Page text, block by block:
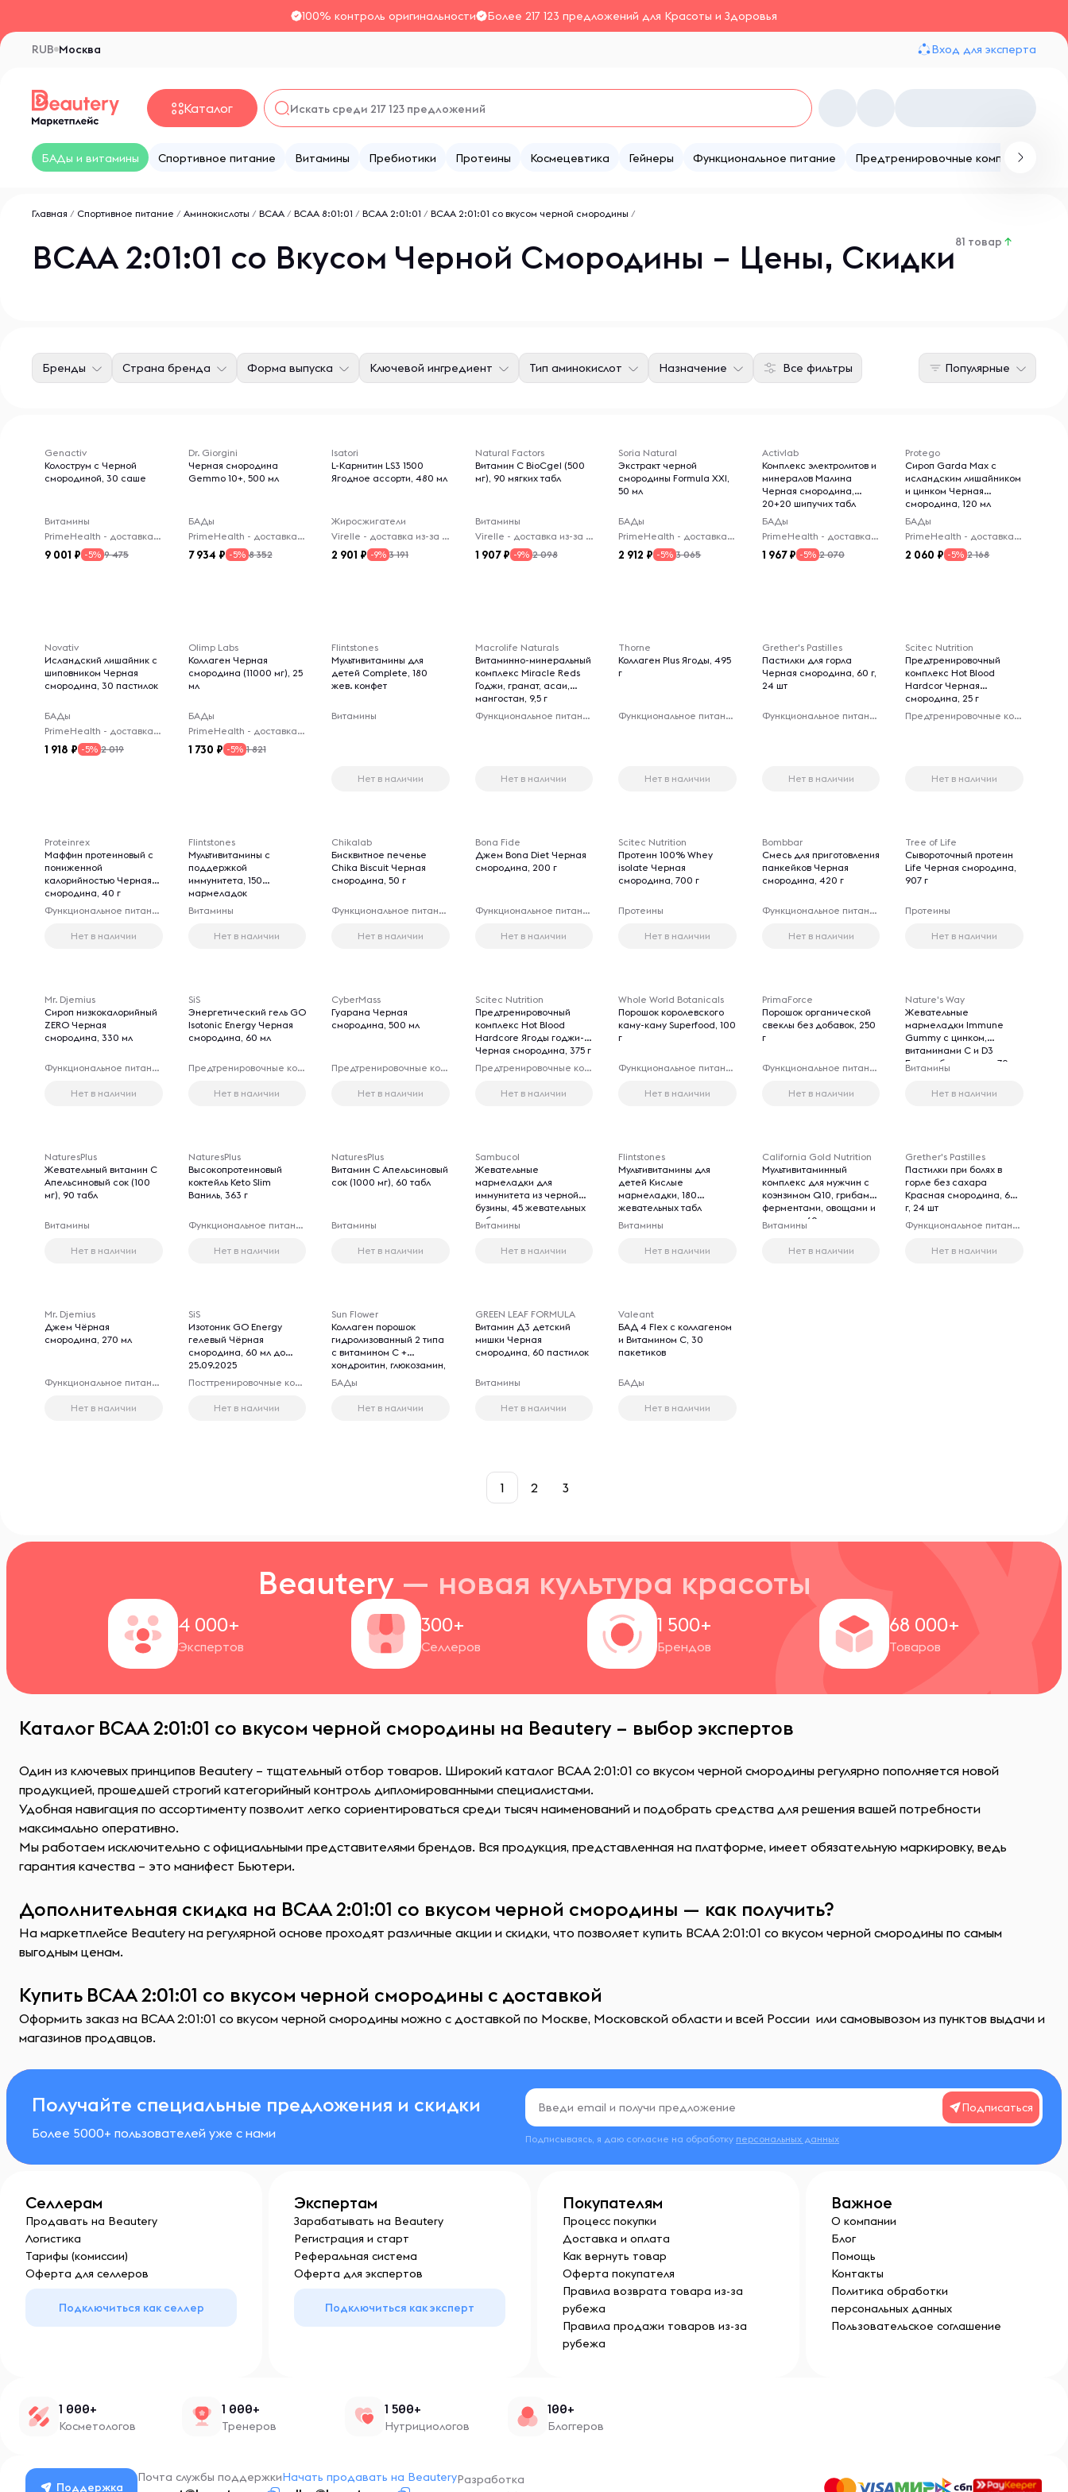
100% контроль оригинальности Более 217 123 предложений для Красоты и Здоровья
Москва
RUB Вход для эксперта
Каталог
БАДы и витамины Спортивное питание Витамины Пребиотики Протеины Космецевтика Гейнеры Функциональное питание Предтренировочные комплексы
Главная / Спортивное питание / Аминокислоты / BCAA / ВСАА 8:01:01 / ВСАА 2:01:01 / ВСАА 2:01:01 со вкусом черной смородины /
ВСАА 2:01:01 со Вкусом Черной Смородины – Цены, Скидки81 товар ↑
Все фильтры
Бренды Страна бренда Форма выпуска Ключевой ингредиент Тип аминокислот Назначение Популярные
Genactiv
Колострум с Черной
смородиной, 30 саше
Витамины
PrimeHealth - доставка из-за рубежа
9 001 -5% 9 475
Dr. Giorgini
Черная смородина
Gemmo 10+, 500 мл
БАДы
PrimeHealth - доставка из-за рубежа
7 934 -5% 8 352
Isatori
L-Карнитин LS3 1500
Ягодное ассорти, 480 мл
Жиросжигатели
Virelle - доставка из-за рубежа
2 901 -9% 3 191
Natural Factors
Витамин C BioCgel (500
мг), 90 мягких табл
Витамины
Virelle - доставка из-за рубежа
1 907 -9% 2 098
Soria Natural
Экстракт черной
смородины Formula XXI,
50 мл
БАДы
PrimeHealth - доставка из-за рубежа
2 912 -5% 3 065
Activlab
Комплекс электролитов и
минералов Малина
Черная смородина,
20+20 шипучих табл
БАДы
PrimeHealth - доставка из-за рубежа
1 967 -5% 2 070
Protego
Сироп Garda Max с
исландским лишайником
и цинком Черная
смородина, 120 мл
БАДы
PrimeHealth - доставка из-за рубежа
2 060 -5% 2 168
Novativ
Исландский лишайник с
шиповником Черная
смородина, 30 пастилок
БАДы
PrimeHealth - доставка из-за рубежа
1 918 -5% 2 019
Olimp Labs
Коллаген Черная
смородина (11000 мг), 25
мл
БАДы
PrimeHealth - доставка из-за рубежа
1 730 -5% 1 821
Flintstones
Мультивитамины для
детей Complete, 180
жев. конфет
Витамины
Нет в наличии
Macrolife Naturals
Витаминно-минеральный
комплекс Miracle Reds
Годжи, гранат, асаи,
мангостан, 9,5 г
Функциональное питание
Нет в наличии
Thorne
Коллаген Plus Ягоды, 495
г
Функциональное питание
Нет в наличии
Grether's Pastilles
Пастилки для горла
Черная смородина, 60 г,
24 шт
Функциональное питание
Нет в наличии
Scitec Nutrition
Предтренировочный
комплекс Hot Blood
Hardcor Черная
смородина, 25 г
Предтренировочные комплексы
Нет в наличии
Proteinrex
Маффин протеиновый с
пониженной
калорийностью Черная
смородина, 40 г
Функциональное питание
Нет в наличии
Flintstones
Мультивитамины с
поддержкой
иммунитета, 150
мармеладок
Витамины
Нет в наличии
Chikalab
Бисквитное печенье
Chika Biscuit Черная
смородина, 50 г
Функциональное питание
Нет в наличии
Bona Fide
Джем Bona Diet Черная
смородина, 200 г
Функциональное питание
Нет в наличии
Scitec Nutrition
Протеин 100% Whey
isolate Черная
смородина, 700 г
Протеины
Нет в наличии
Bombbar
Смесь для приготовления
панкейков Черная
смородина, 420 г
Функциональное питание
Нет в наличии
Tree of Life
Сывороточный протеин
Life Черная смородина,
907 г
Протеины
Нет в наличии
Mr. Djemius
Сироп низкокалорийный
ZERO Черная
смородина, 330 мл
Функциональное питание
Нет в наличии
SiS
Энергетический гель GO
Isotonic Energy Черная
смородина, 60 мл
Предтренировочные комплексы
Нет в наличии
CyberMass
Гуарана Черная
смородина, 500 мл
Предтренировочные комплексы
Нет в наличии
Scitec Nutrition
Предтренировочный
комплекс Hot Blood
Hardcore Ягоды годжи-
Черная смородина, 375 г
Предтренировочные комплексы
Нет в наличии
Whole World Botanicals
Порошок королевского
каму-каму Superfood, 100
г
Функциональное питание
Нет в наличии
PrimaForce
Порошок органической
свеклы без добавок, 250
г
Функциональное питание
Нет в наличии
Nature's Way
Жевательные
мармеладки Immune
Gummy с цинком,
витаминами C и D3
Бузина без сахара, 70
Витамины
Нет в наличии
NaturesPlus
Жевательный витамин C
Апельсиновый сок (100
мг), 90 табл
Витамины
Нет в наличии
NaturesPlus
Высокопротеиновый
коктейль Keto Slim
Ваниль, 363 г
Функциональное питание
Нет в наличии
NaturesPlus
Витамин C Апельсиновый
сок (1000 мг), 60 табл
Витамины
Нет в наличии
Sambucol
Жевательные
мармеладки для
иммунитета из черной
бузины, 45 жевательных
табл
Витамины
Нет в наличии
Flintstones
Мультивитамины для
детей Кислые
мармеладки, 180
жевательных табл
Витамины
Нет в наличии
California Gold Nutrition
Мультивитаминный
комплекс для мужчин с
коэнзимом Q10, грибами,
ферментами, овощами и
ягодами, 60 веганских
Витамины
Нет в наличии
Grether's Pastilles
Пастилки при болях в
горле без сахара
Красная смородина, 60
г, 24 шт
Функциональное питание
Нет в наличии
Mr. Djemius
Джем Чёрная
смородина, 270 мл
Функциональное питание
Нет в наличии
SiS
Изотоник GO Energy
гелевый Чёрная
смородина, 60 мл до
25.09.2025
Посттренировочные комплексы
Нет в наличии
Sun Flower
Коллаген порошок
гидролизованный 2 типа
с витамином C +
хондроитин, глюкозамин,
мсм, гиалуроновая
кислота Черная
смородина, 240 г
БАДы
Нет в наличии
GREEN LEAF FORMULA
Витамин Д3 детский
мишки Черная
смородина, 60 пастилок
Витамины
Нет в наличии
Valeant
БАД 4 Flex с коллагеном
и Витамином С, 30
пакетиков
БАДы
Нет в наличии
1 2 3
Beautery — новая культура красоты
4 000+
Экспертов
300+
Селлеров
1 500+
Брендов
68 000+
Товаров
Каталог ВСАА 2:01:01 со вкусом черной смородины на Beautery – выбор экспертов
Один из ключевых принципов Beautery – тщательный отбор товаров. Широкий каталог ВСАА 2:01:01 со вкусом черной смородины регулярно пополняется новой
продукцией, прошедшей строгий категорийный контроль дипломированными специалистами.
Удобная навигация по ассортименту позволит легко сориентироваться среди тысяч наименований и подобрать средства для решения вашей потребности
максимально оперативно.
Мы работаем исключительно с официальными представителями брендов. Вся продукция, представленная на платформе, имеет обязательную маркировку, ведь
гарантия качества – это манифест Бьютери.
Дополнительная скидка на ВСАА 2:01:01 со вкусом черной смородины — как получить?
На маркетплейсе Beautery на регулярной основе проходят различные акции и скидки, что позволяет купить ВСАА 2:01:01 со вкусом черной смородины по самым
выгодным ценам.
Купить ВСАА 2:01:01 со вкусом черной смородины с доставкой
Оформить заказ на ВСАА 2:01:01 со вкусом черной смородины можно с доставкой по Москве, Московской области и всей России или самовывозом из пунктов выдачи и
магазинов продавцов.
Получайте специальные предложения и скидки
Более 5000+ пользователей уже с нами
Подписаться
Подписываясь, я даю согласие на обработку персональных данных
Селлерам
Продавать на Beautery
Логистика
Тарифы (комиссии)
Оферта для селлеров
Подключиться как селлер
Экспертам
Зарабатывать на Beautery
Регистрация и старт
Реферальная система
Оферта для экспертов
Подключиться как эксперт
Покупателям
Процесс покупки
Доставка и оплата
Как вернуть товар
Оферта покупателя
Правила возврата товара из-за
рубежа
Правила продажи товаров из-за
рубежа
Важное
О компании
Блог
Помощь
Контакты
Политика обработки
персональных данных
Пользовательское соглашение
1 000+
Косметологов
1 000+
Тренеров
1 500+
Нутрициологов
100+
Блоггеров
Поддержка
Почта службы поддержкиНачать продавать на BeauteryРазработка